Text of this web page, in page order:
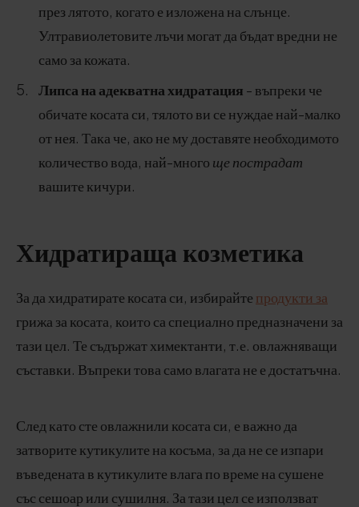
през лятото, когато е изложена на слънце.
Ултравиолетовите лъчи могат да бъдат вредни не
само за кожата.
Липса на адекватна хидратация - въпреки че
обичате косата си, тялото ви се нуждае най-малко
от нея. Така че, ако не му доставяте необходимото
количество вода, най-много ще пострадат
вашите кичури.
Хидратираща козметика
За да хидратирате косата си, избирайте продукти за
грижа за косата, които са специално предназначени за
тази цел. Те съдържат химектанти, т.е. овлажняващи
съставки. Въпреки това само влагата не е достатъчна.
След като сте овлажнили косата си, е важно да
затворите кутикулите на косъма, за да не се изпари
въведената в кутикулите влага по време на сушене
със сешоар или сушилня. За тази цел се използват